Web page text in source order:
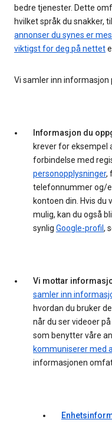
bedre tjenester. Dette
hvilket språk du snakker,
annonser du synes er
viktigst for deg på nettet
Vi samler inn informasjon
Informasjon du
krever for eksempel
forbindelse med
personopplysninger,
telefonnummer og/
kontoen din. Hvis
mulig, kan du også
synlig Google-profil ,
Vi mottar
samler inn
hvordan du bruker
når du ser videoer
som benytter våre
kommuniserer med
informasjonen